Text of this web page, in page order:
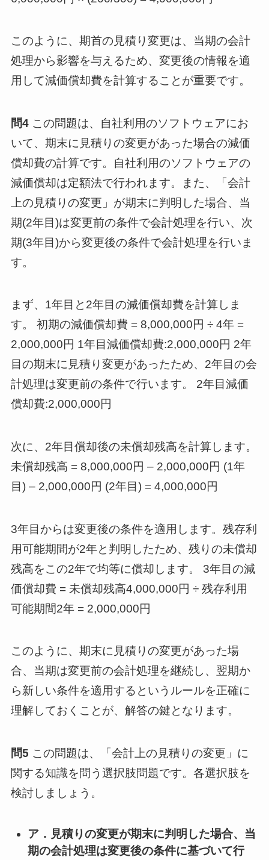
このように、期首の見積り変更は、当期の会計
処理から影響を与えるため、変更後の情報を適
用して減価償却費を計算することが重要です。
問4この問題は、自社利用のソフトウェアにお
いて、期末に見積りの変更があった場合の減価
償却費の計算です。自社利用のソフトウェアの
減価償却は定額法で行われます。また、「会計
上の見積りの変更」が期末に判明した場合、当
期(2年目)は変更前の条件で会計処理を行い、次
期(3年目)から変更後の条件で会計処理を行いま
す。
まず、1年目と2年目の減価償却費を計算しま
す。 初期の減価償却費 = 8,000,000円 ÷ 4年 =
2,000,000円 1年目減価償却費:2,000,000円 2年
目の期末に見積り変更があったため、2年目の会
計処理は変更前の条件で行います。 2年目減価
償却費:2,000,000円
次に、2年目償却後の未償却残高を計算します。
未償却残高 = 8,000,000円 – 2,000,000円 (1年
目) – 2,000,000円 (2年目) = 4,000,000円
3年目からは変更後の条件を適用します。残存利
用可能期間が2年と判明したため、残りの未償却
残高をこの2年で均等に償却します。 3年目の減
価償却費 = 未償却残高4,000,000円 ÷ 残存利用
可能期間2年 = 2,000,000円
このように、期末に見積りの変更があった場
合、当期は変更前の会計処理を継続し、翌期か
ら新しい条件を適用するというルールを正確に
理解しておくことが、解答の鍵となります。
問5 この問題は、「会計上の見積りの変更」に
関する知識を問う選択肢問題です。各選択肢を
検討しましょう。
ア．見積りの変更が期末に判明した場合、当
期の会計処理は変更後の条件に基づいて行